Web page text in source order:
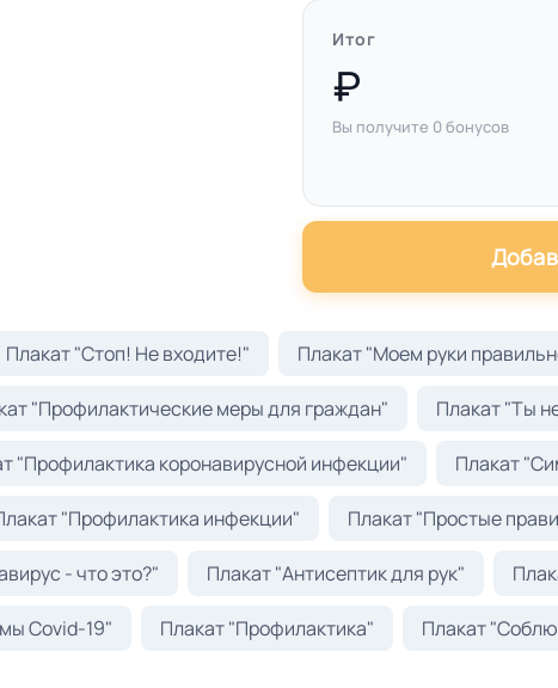
Итог
Вы получите 0 бонусов
Плакат "Стоп! Не входите!" Плакат "Моем руки
"Профилактические меры для граждан" Плакат "Ты
"Профилактика коронавирусной инфекции" Плакат
"Профилактика инфекции" Плакат "Простые
- что это?" Плакат "Антисептик для рук"
Covid-19" Плакат "Профилактика" Плакат